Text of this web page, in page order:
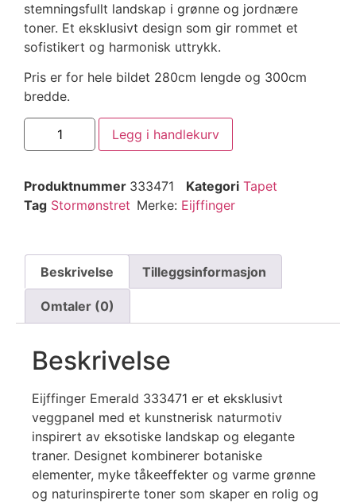
stemningsfullt landskap i grønne og jordnære
toner. Et eksklusivt design som gir rommet et
sofistikert og harmonisk uttrykk.
Pris er for hele bildet 280cm lengde og 300cm
bredde.
Legg i handlekurv
Produktnummer 333471 Kategori Tapet
Tag Stormønstret Merke: Eijffinger
Beskrivelse Tilleggsinformasjon
Omtaler (0)
Beskrivelse
Eijffinger Emerald 333471 er et eksklusivt
veggpanel med et kunstnerisk naturmotiv
inspirert av eksotiske landskap og elegante
traner. Designet kombinerer botaniske
elementer, myke tåkeeffekter og varme grønne
og naturinspirerte toner som skaper en rolig og